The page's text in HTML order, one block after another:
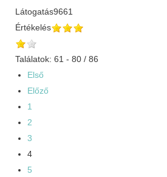
Látogatás9661
Értékelés
Találatok: 61 - 80 / 86
Első
Előző
1
2
3
4
5